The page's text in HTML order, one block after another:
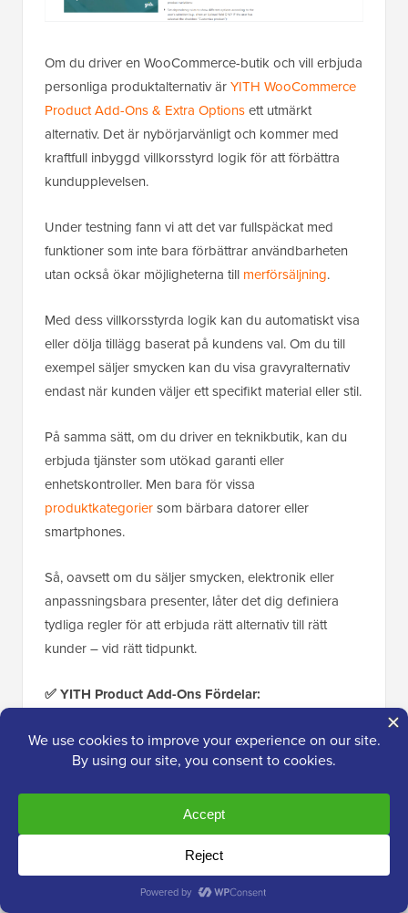
Om du driver en WooCommerce-butik och vill erbjuda
personliga produktalternativ ärYITH WooCommerce
Product Add-Ons & Extra Optionsett utmärkt
alternativ. Det är nybörjarvänligt och kommer med
kraftfull inbyggd villkorsstyrd logik för att förbättra
kundupplevelsen.
Under testning fann vi att det var fullspäckat med
funktioner som inte bara förbättrar användbarheten
utan också ökar möjligheterna till merförsäljning.
Med dess villkorsstyrda logik kan du automatiskt visa
eller dölja tillägg baserat på kundens val. Om du till
exempel säljer smycken kan du visa gravyralternativ
endast när kunden väljer ett specifikt material eller stil.
På samma sätt, om du driver en teknikbutik, kan du
erbjuda tjänster som utökad garanti eller
enhetskontroller. Men bara för vissa
produktkategoriersom bärbara datorer eller
smartphones.
Så, oavsett om du säljer smycken, elektronik eller
anpassningsbara presenter, låter det dig definiera
tydliga regler för att erbjuda rätt alternativ till rätt
kunder – vid rätt tidpunkt.
✅ YITH Product Add-Ons Fördelar:
Lägg till obegränsade produktalternativ med
flexibla inmatningstyper
Visa/dölj alternativ med hjälp av villkorlig logik
Perfekt för merförsäljning av extra tjänster
(garanti, gravyr, etc.)
Fungerar smidigt med de flesta